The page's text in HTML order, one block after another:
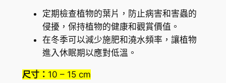
定期檢查植物的葉片，防止病害和害蟲的
侵擾，保持植物的健康和觀賞價值。
在冬季可以減少施肥和澆水頻率，讓植物
進入休眠期以應對低溫。
尺寸： 10 – 15 cm